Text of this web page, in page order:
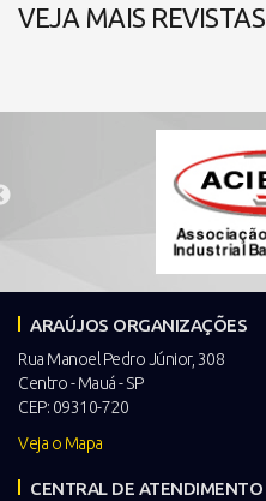
VEJA MAIS REVISTAS
ARAÚJOS ORGANIZAÇÕES
Rua Manoel Pedro Júnior, 308
Centro - Mauá - SP
CEP: 09310-720
Veja o Mapa
CENTRAL DE ATENDIMENTO